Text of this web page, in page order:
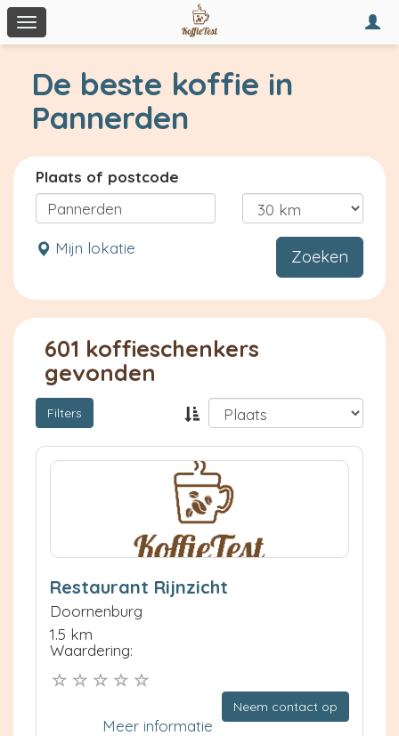
Toggle
navigation
De beste koffie in
Pannerden
Plaats of postcode
Mijn lokatie Zoeken
601 koffieschenkers
gevonden
Filters
Restaurant Rijnzicht
Doornenburg
1.5 km
Waardering:
Neem contact op
Meer informatie